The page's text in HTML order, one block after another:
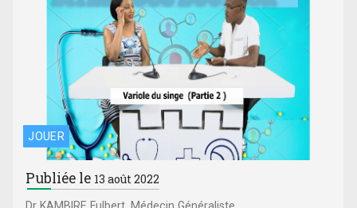
JOUER
Publiée le 13 août 2022
Dr KAMBIRE Fulbert, Médecin Généraliste...